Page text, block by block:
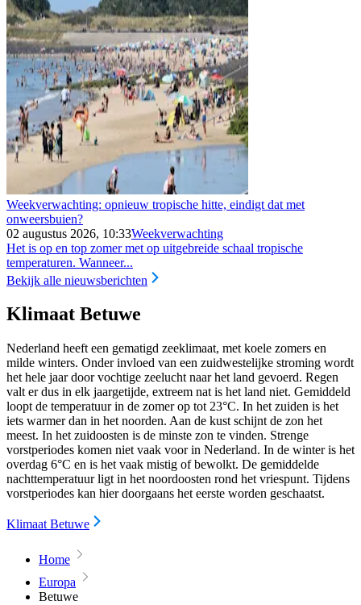
Weekverwachting: opnieuw tropische hitte, eindigt dat met
onweersbuien?
02 augustus 2026, 10:33Weekverwachting
Het is op en top zomer met op uitgebreide schaal tropische
temperaturen. Wanneer...
Bekijk alle nieuwsberichten
Klimaat Betuwe
Nederland heeft een gematigd zeeklimaat, met koele zomers en
milde winters. Onder invloed van een zuidwestelijke stroming wordt
het hele jaar door vochtige zeelucht naar het land gevoerd. Regen
valt er dus in elk jaargetijde, extreem nat is het land niet. Gemiddeld
loopt de temperatuur in de zomer op tot 23°C. In het zuiden is het
iets warmer dan in het noorden. Aan de kust schijnt de zon het
meest. In het zuidoosten is de minste zon te vinden. Strenge
vorstperiodes komen niet vaak voor in Nederland. In de winter is het
overdag 6°C en is het vaak mistig of bewolkt. De gemiddelde
nachttemperatuur ligt in het noordoosten rond het vriespunt. Tijdens
vorstperiodes kan hier doorgaans het eerste worden geschaatst.
Klimaat Betuwe
Home
Europa
Betuwe